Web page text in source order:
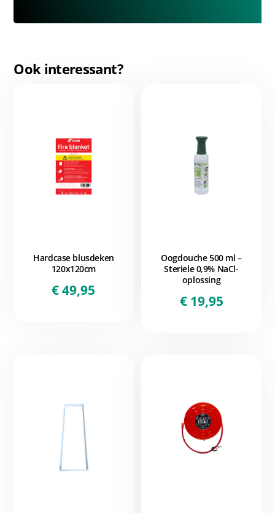
Ook interessant?
Hardcase blusdeken
120x120cm
€49,95
Oogdouche 500 ml –
Steriele 0,9% NaCl-
oplossing
€19,95